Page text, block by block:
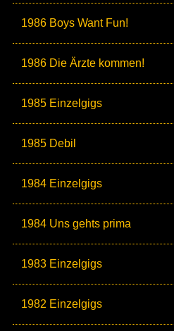
1986 Boys Want Fun!
1986 Die Ärzte kommen!
1985 Einzelgigs
1985 Debil
1984 Einzelgigs
1984 Uns gehts prima
1983 Einzelgigs
1982 Einzelgigs